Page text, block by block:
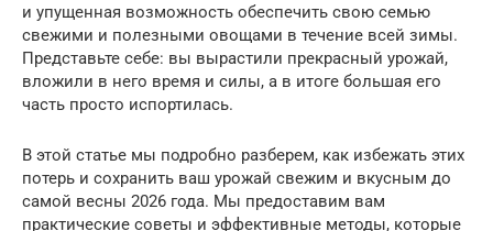
и упущенная возможность обеспечить свою семью
свежими и полезными овощами в течение всей зимы.
Представьте себе: вы вырастили прекрасный урожай,
вложили в него время и силы, а в итоге большая его
часть просто испортилась.
В этой статье мы подробно разберем, как избежать этих
потерь и сохранить ваш урожай свежим и вкусным до
самой весны 2026 года. Мы предоставим вам
практические советы и эффективные методы, которые